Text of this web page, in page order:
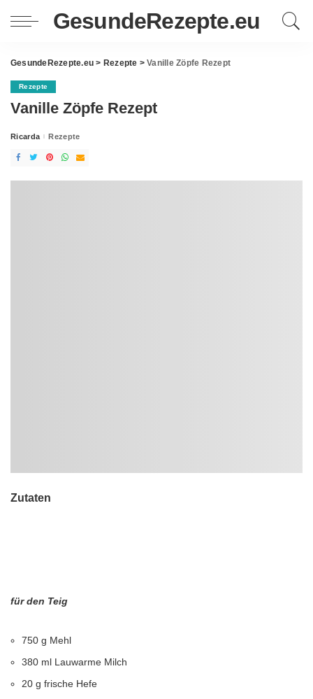
GesundeRezepte.eu
GesundeRezepte.eu > Rezepte >Vanille Zöpfe Rezept
Rezepte
Vanille Zöpfe Rezept
Posted
Ricarda Rezepte
Zutaten
für den Teig
750 g Mehl
380 ml Lauwarme Milch
20 g frische Hefe